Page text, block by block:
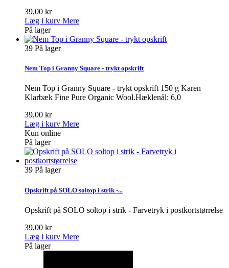
39,00 kr
Læg i kurv Mere
På lager
39 På lager
Nem Top i Granny Square - trykt opskrift
Nem Top i Granny Square - trykt opskrift 150 g Karen
Klarbæk Fine Pure Organic Wool.Hæklenål: 6,0
39,00 kr
Læg i kurv Mere
Kun online
På lager
39 På lager
Opskrift på SOLO soltop i strik -...
Opskrift på SOLO soltop i strik - Farvetryk i postkortstørrelse
39,00 kr
Læg i kurv Mere
På lager